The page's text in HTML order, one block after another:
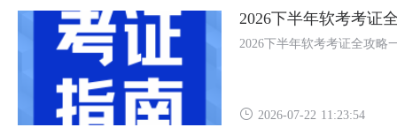
2026下半年软考考证
2026下半年软考考证全攻略
2026-07-22 11:23:54